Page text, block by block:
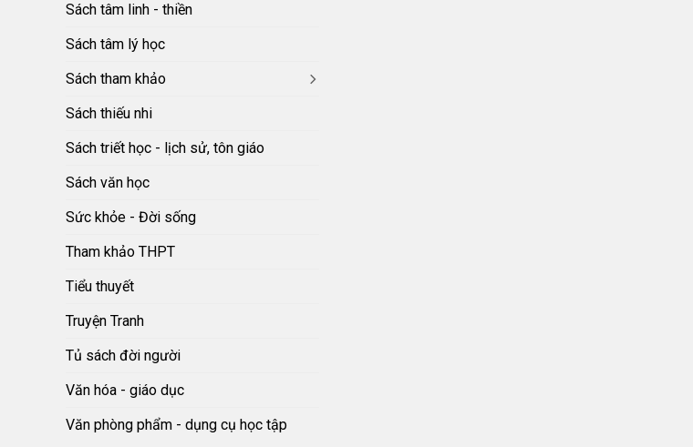
Sách tâm linh - thiền
Sách tâm lý học
Sách tham khảo
Sách thiếu nhi
Sách triết học - lịch sử, tôn giáo
Sách văn học
Sức khỏe - Đời sống
Tham khảo THPT
Tiểu thuyết
Truyện Tranh
Tủ sách đời người
Văn hóa - giáo dục
Văn phòng phẩm - dụng cụ học tập